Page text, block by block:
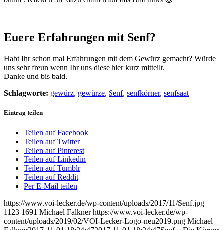
Euere Erfahrungen mit Senf?
Habt Ihr schon mal Erfahrungen mit dem Gewürz gemacht? Würde
uns sehr freun wenn Ihr uns diese hier kurz mitteilt.
Danke und bis bald.
Schlagworte: gewürz, gewürze, Senf, senfkörner, senfsaat
Eintrag teilen
Teilen auf Facebook
Teilen auf Twitter
Teilen auf Pinterest
Teilen auf Linkedin
Teilen auf Tumblr
Teilen auf Reddit
Per E-Mail teilen
https://www.voi-lecker.de/wp-content/uploads/2017/11/Senf.jpg
1123 1691 Michael Falkner https://www.voi-lecker.de/wp-
content/uploads/2019/02/VOI-Lecker-Logo-neu2019.png Michael